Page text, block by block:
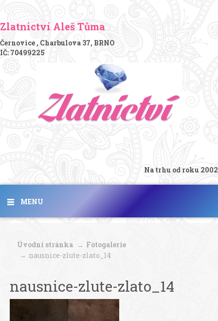
Zlatnictví Aleš Tůma
Černovice , Charbulova 37, BRNO
IČ: 70499225
Na trhu od roku 2002
MENU
Úvodní stránka
Fotogalerie
nausnice-zlute-zlato_14
nausnice-zlute-zlato_14